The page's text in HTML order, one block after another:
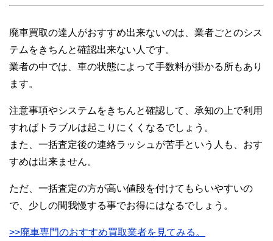
廃車買取の達人がおすすめ出来ないのは、業者ごとのシス
テムをきちんと確認出来ない人です。
業者の中では、車の状態によって手数料が掛かる所もあり
ます。
注意事項やシステムをきちんと確認して、承知の上で利用
すればトラブルは起こりにくくなるでしょう。
また、一括査定後の連絡ラッシュが苦手という人も、おす
すめは出来ません。
ただ、一括査定の方が高い値段を付けてもらいやすいの
で、少しの間我慢する事でお得にはなるでしょう。
>>廃車専門のおすすめ買取業者を見てみる。